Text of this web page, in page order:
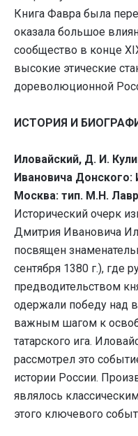
Книга Фавра была
оказала большое
сообщество в конце
высокие этические
дореволюционной
ИСТОРИЯ И
Иловайский, Д. И.
Ивановича Донского:
Москва: тип. М.Н.
Исторический очерк
Дмитрия Ивановича
посвящен
сентября 1380 г.), где
предводительством
одержали победу над
важным шагом к
татарского ига.
рассмотрел это
истории России.
являлось
этого ключевого